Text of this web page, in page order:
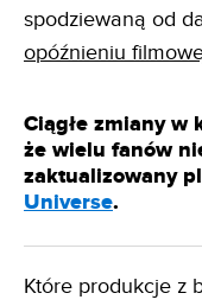
spodziewaną od
opóźnieniu
Ciągłe zmiany w
że wielu fanów
zaktualizowany
Universe.
Które produkcje z